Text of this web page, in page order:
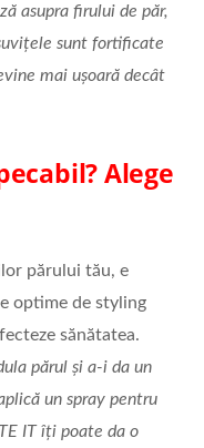
asupra firului de păr,
sunt fortificate
mai ușoară decât
Alege
părului tău, e
optime de styling
sănătatea.
părul și a-i da un
un spray pentru
IT îți poate da o